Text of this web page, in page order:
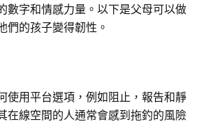
數字和情感力量。以下是父母可以做
們的孩子變得韌性。
使用平台選項，例如阻止，報告和靜
在線空間的人通常會感到拖釣的風險